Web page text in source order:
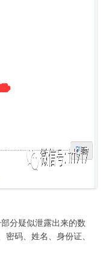
码、姓名、身份证、